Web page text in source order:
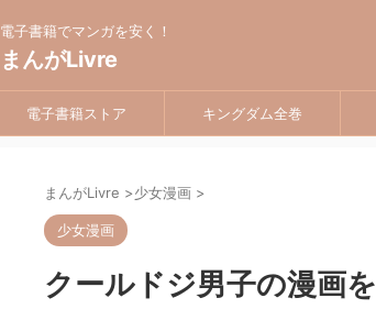
電子書籍でマンガを安く！
まんがLivre
電子書籍ストア キングダム全巻
まんがLivre >少女漫画 >
少女漫画
クールドジ男子の漫画